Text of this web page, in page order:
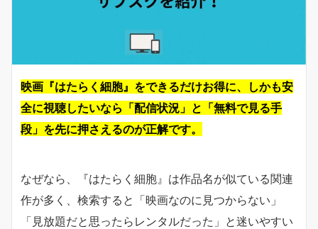
映画『はたらく細胞』をできるだけお得に、しかも安
全に視聴したいなら「配信状況」と「無料で見る手
段」を先に押さえるのが正解です。
なぜなら、『はたらく細胞』は作品名が似ている関連
作が多く、検索すると「映画なのに見つからない」
「見放題だと思ったらレンタルだった」と迷いやすい